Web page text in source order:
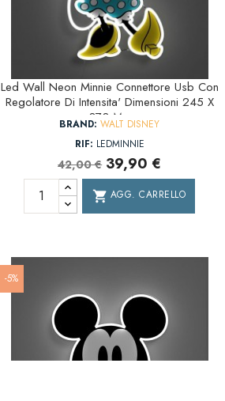
Led Wall Neon Minnie Connettore Usb Con
Regolatore Di Intensita' Dimensioni 245 X
373 Mm
BRAND: WALT DISNEY
RIF: LEDMINNIE
42,00 € 39,90 €
shopping_cart AGG. CARRELLO
-5%